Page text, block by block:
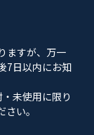
ますが、万一
7日以内にお知
未使用に限り
い。